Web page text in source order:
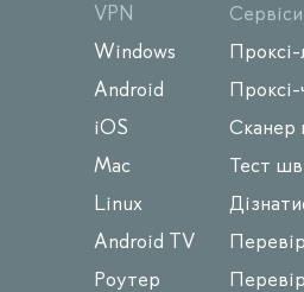
VPN
Windows
Android
iOS
Mac
Linux
Android TV
Роутер
Сервіси
Проксі-
Сканер
Тест